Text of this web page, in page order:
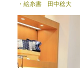
・絵糸書 田中稔大